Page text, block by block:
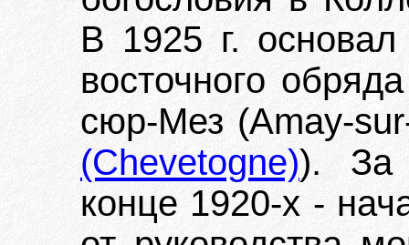
В 1925 г. основал
восточного
сюр-Мез (Amay-
(Chevetogne)). За
конце 1920-х -